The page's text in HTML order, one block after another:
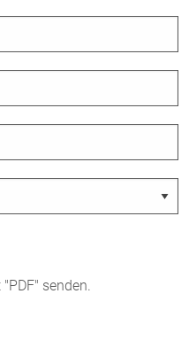
senden.